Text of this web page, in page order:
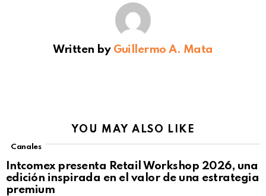
Written by Guillermo A. Mata
YOU MAY ALSO LIKE
Canales
Intcomex presenta Retail Workshop 2026, una
edición inspirada en el valor de una estrategia
premium